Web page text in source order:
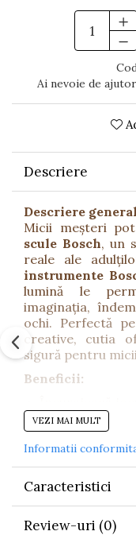
Ai nevoie de
Descriere
Descriere
Micii meșteri
scule Bosch, un
reale ale
instrumente
lumină le
imaginația,
ochi. Perfectă
creative, cutia
sigură pentru
Beneficii:
practic.
Stimulează
Oferă o
Promovează
VEZI MAI MULT
Informatii
Caracteristici
Review-uri (0)